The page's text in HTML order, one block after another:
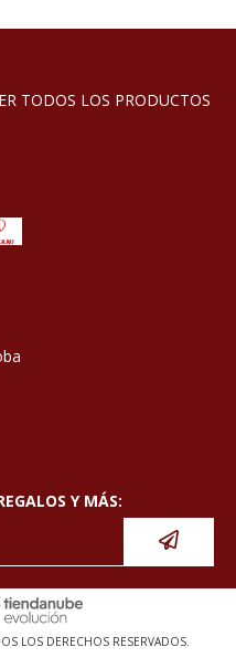
TODOS LOS PRODUCTOS
Y MÁS:
LOS DERECHOS RESERVADOS.